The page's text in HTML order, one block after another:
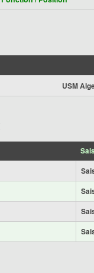
USM